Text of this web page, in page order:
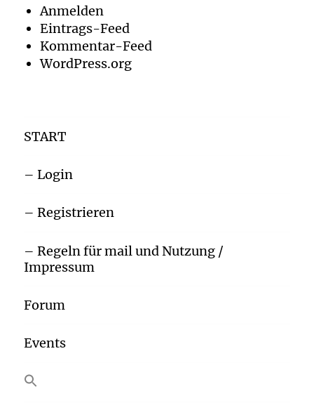
Anmelden
Eintrags-Feed
Kommentar-Feed
WordPress.org
START
– Login
– Registrieren
– Regeln für mail und Nutzung /
Impressum
Forum
Events
Search
for:
SEARCH BUTTON